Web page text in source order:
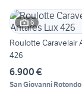
6
Roulotte Caravelair Antares Lux
426
6.900 €
San Giovanni Rotondo